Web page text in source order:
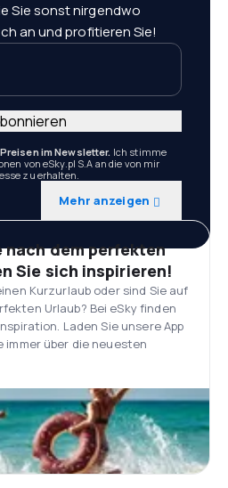
Sie sonst nirgendwo
an und profitieren Sie!
im Newsletter. Ich stimme
von eSky.pl S.A an die von mir
zu erhalten.
Mehr anzeigen
nach dem perfekten
Sie sich inspirieren!
Kurzurlaub oder sind Sie auf
Urlaub? Bei eSky finden
Laden Sie unsere App
immer über die neuesten